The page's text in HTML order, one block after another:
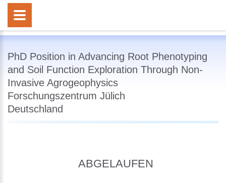
PhD Position in Advancing Root Phenotyping
and Soil Function Exploration Through Non-
Invasive Agrogeophysics
Forschungszentrum Jülich
Deutschland
ABGELAUFEN